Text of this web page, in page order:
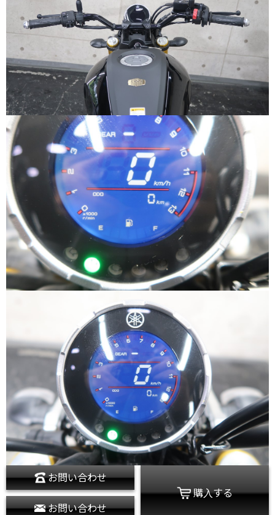
お問い合わせ
お問い合わせ
購入する